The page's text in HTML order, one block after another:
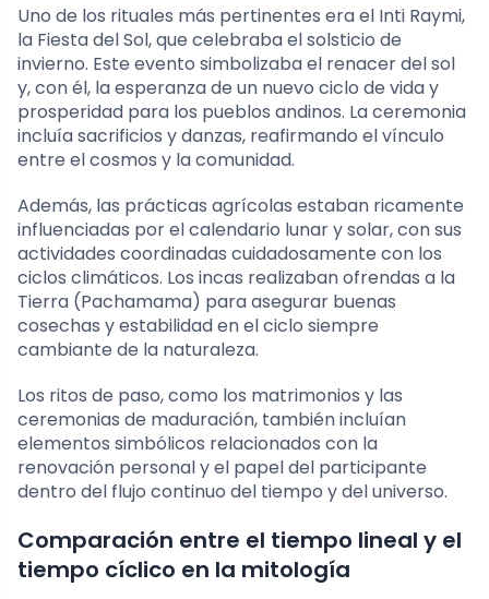
Uno de los rituales más pertinentes era el Inti Raymi,
la Fiesta del Sol, que celebraba el solsticio de
invierno. Este evento simbolizaba el renacer del sol
y, con él, la esperanza de un nuevo ciclo de vida y
prosperidad para los pueblos andinos. La ceremonia
incluía sacrificios y danzas, reafirmando el vínculo
entre el cosmos y la comunidad.
Además, las prácticas agrícolas estaban ricamente
influenciadas por el calendario lunar y solar, con sus
actividades coordinadas cuidadosamente con los
ciclos climáticos. Los incas realizaban ofrendas a la
Tierra (Pachamama) para asegurar buenas
cosechas y estabilidad en el ciclo siempre
cambiante de la naturaleza.
Los ritos de paso, como los matrimonios y las
ceremonias de maduración, también incluían
elementos simbólicos relacionados con la
renovación personal y el papel del participante
dentro del flujo continuo del tiempo y del universo.
Comparación entre el tiempo lineal y el
tiempo cíclico en la mitología